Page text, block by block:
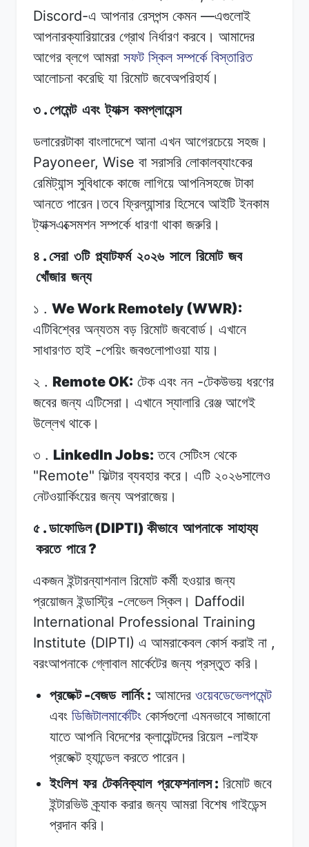
Discord-এ আপনার রেসপন্স কেমন —এগুলোই
আপনারক্যারিয়ারের গ্রোথ নির্ধারণ করবে। আমাদের
আগের ব্লগে আমরা সফট স্কিল সম্পর্কে বিস্তারিত
আলোচনা করেছি যা রিমোট জবেঅপরিহার্য।
৩ .পেমেন্ট এবং ট্যাক্স কমপ্লায়েন্স
ডলারেরটাকা বাংলাদেশে আনা এখন আগেরচেয়ে সহজ।
Payoneer, Wise বা সরাসরি লোকালব্যাংকের
রেমিট্যান্স সুবিধাকে কাজে লাগিয়ে আপনিসহজে টাকা
আনতে পারেন।তবে ফ্রিল্যান্সার হিসেবে আইটি ইনকাম
ট্যাক্সএক্সেমশন সম্পর্কে ধারণা থাকা জরুরি।
৪ .সেরা ৩টি প্ল্যাটফর্ম ২০২৬ সালে রিমোট জব
খোঁজার জন্য
১ . We Work Remotely (WWR):
এটিবিশ্বের অন্যতম বড় রিমোট জববোর্ড। এখানে
সাধারণত হাই-পেয়িং জবগুলোপাওয়া যায়।
২ . Remote OK: টেক এবং নন -টেকউভয় ধরণের
জবের জন্য এটিসেরা। এখানে স্যালারি রেঞ্জ আগেই
উল্লেখ থাকে।
৩ . LinkedIn Jobs: তবে সেটিংস থেকে
"Remote" ফিল্টার ব্যবহার করে। এটি ২০২৬সালেও
নেটওয়ার্কিংয়ের জন্য অপরাজেয়।
৫ .ডাফোডিল(DIPTI) কীভাবে আপনাকে সাহায্য
করতে পারে?
একজন ইন্টারন্যাশনাল রিমোট কর্মী হওয়ার জন্য
প্রয়োজন ইন্ডাস্ট্রি -লেভেল স্কিল। Daffodil
International Professional Training
Institute (DIPTI) এ আমরাকেবল কোর্স করাই না ,
বরংআপনাকে গ্লোবাল মার্কেটের জন্য প্রস্তুত করি।
প্রজেক্ট-বেজড লার্নিং: আমাদের ওয়েবডেভেলপমেন্ট
এবং ডিজিটালমার্কেটিং কোর্সগুলো এমনভাবে সাজানো
যাতে আপনি বিদেশের ক্লায়েন্টদের রিয়েল-লাইফ
প্রজেক্ট হ্যান্ডেল করতে পারেন।
ইংলিশ ফর টেকনিক্যাল প্রফেশনালস: রিমোট জবে
ইন্টারভিউ ক্র্যাক করার জন্য আমরা বিশেষ গাইডেন্স
প্রদান করি।